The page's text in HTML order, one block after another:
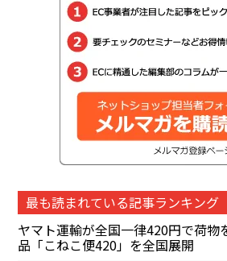
最も読まれている記事ランキング
ヤマト運輸が全国一律420円で荷物
品「こねこ便420」を全国展開